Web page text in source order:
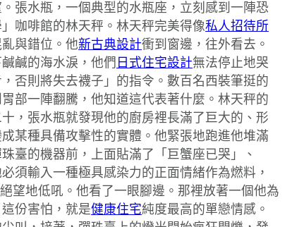
張水瓶，一個典型的水瓶座，立刻感到一陣恐
咖啡館的林天秤。林天秤完美得像私人招待所
與錯位。他新古典設計衝到窗邊，往外看去。
鹹的海水淚，他們 日式住宅設計無法停止地哭
否則將失去襪子」的指令。數百名西裝筆挺的
部一陣翻騰，他知道這代表著什麼。林天秤的
，張水瓶就發現他的廚房裡長滿了巨大的、形
某種具備攻擊性的實體。他緊張地跑進他堆滿
臺的機器前，上面貼滿了「巨蟹座已哭」、
須輸入一種極具感染力的正面情緒作為燃料，
望地低吼。他看了一眼腳邊。那裡放著一個他為
份害怕，就是健康住宅純度最高的單戀情感。